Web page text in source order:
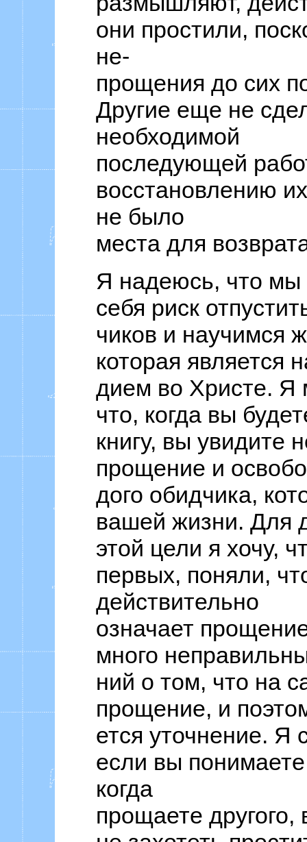
они простили,
не-
прощения до сих
Другие еще не
необходимой
последующей
восстановлению
не было
места для
Я надеюсь, что мы
себя риск
чиков и научимся
которая является
дием во Христе. Я
что, когда вы
книгу, вы увидите
прощение и
дого обидчика,
вашей жизни. Для
этой цели я хочу,
первых, поняли,
действительно
означает
много
ний о том, что на
прощение, и
ется уточнение. Я
если вы
когда
прощаете